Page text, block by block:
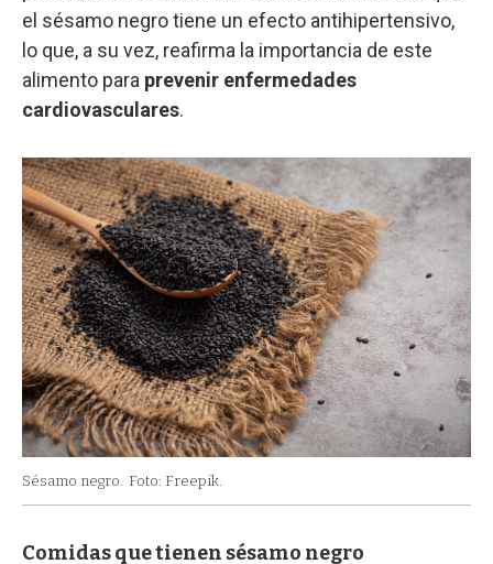
el sésamo negro tiene un efecto antihipertensivo,
lo que, a su vez, reafirma la importancia de este
alimento para prevenir enfermedades
cardiovasculares.
Sésamo negro. Foto: Freepik.
Comidas que tienen sésamo negro